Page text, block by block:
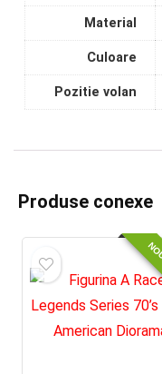
Material
Culoare
Pozitie volan
Produse conexe